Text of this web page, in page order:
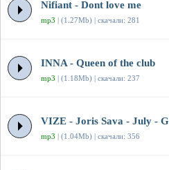
Nifiant - Dont love me
mp3 | (1.27Mb) | скачали: 281
INNA - Queen of the club
mp3 | (1.18Mb) | скачали: 237
VIZE - Joris Sava - July -
mp3 | (1.04Mb) | скачали: 356